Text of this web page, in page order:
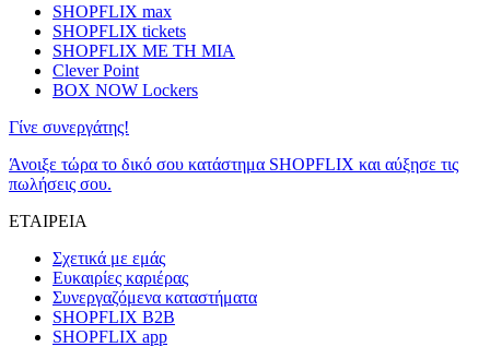
SHOPFLIX max
SHOPFLIX tickets
SHOPFLIX ΜΕ ΤΗ ΜΙΑ
Clever Point
BOX NOW Lockers
Γίνε συνεργάτης!
Άνοιξε τώρα το δικό σου κατάστημα SHOPFLIX και αύξησε τις
πωλήσεις σου.
ΕΤΑΙΡΕΙΑ
Σχετικά με εμάς
Ευκαιρίες καριέρας
Συνεργαζόμενα καταστήματα
SHOPFLIX B2B
SHOPFLIX app